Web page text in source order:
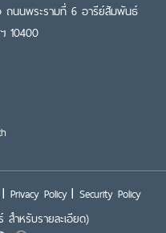
ถนนพระรามที่ 6 อารีย์สัมพันธ์
10400
Privacy Policy Security Policy
สำหรับรายละเอียด)